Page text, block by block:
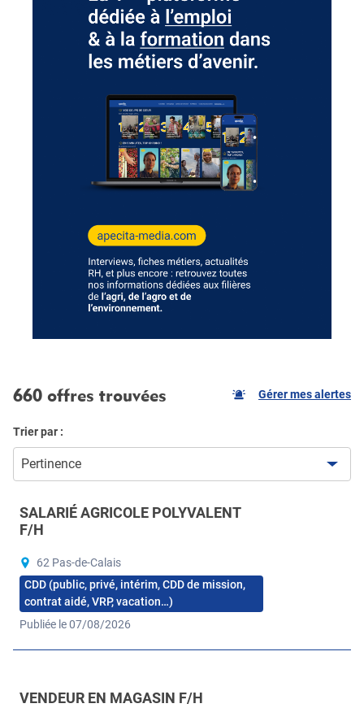
660 offres trouvées Gérer mes alertes
Trier par :
Pertinence
SALARIÉ AGRICOLE POLYVALENT
F/H
62 Pas-de-Calais
CDD (public, privé, intérim, CDD de mission,
contrat aidé, VRP, vacation…)
Publiée le 07/08/2026
VENDEUR EN MAGASIN F/H